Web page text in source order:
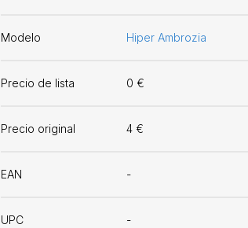
Modelo Hiper Ambrozia
Precio de lista 0 €
Precio original 4 €
EAN -
UPC -